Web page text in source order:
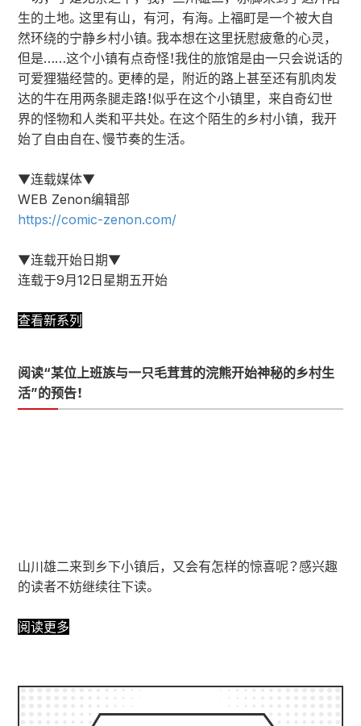
生的土地。这里有山，有河，有海。上福町是一个被大自
然环绕的宁静乡村小镇。我本想在这里抚慰疲惫的心灵，
但是……这个小镇有点奇怪！我住的旅馆是由一只会说话的
可爱狸猫经营的。更棒的是，附近的路上甚至还有肌肉发
达的牛在用两条腿走路！似乎在这个小镇里，来自奇幻世
界的怪物和人类和平共处。在这个陌生的乡村小镇，我开
始了自由自在、慢节奏的生活。
▼连载媒体▼
WEB Zenon编辑部
https://comic-zenon.com/
▼连载开始日期▼
连载于9月12日星期五开始
查看新系列
阅读“某位上班族与一只毛茸茸的浣熊开始神秘的乡村生
活”的预告！
山川雄二来到乡下小镇后，又会有怎样的惊喜呢？感兴趣
的读者不妨继续往下读。
阅读更多